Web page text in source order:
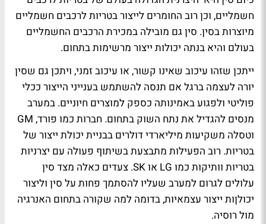
חשמליים, וכן רוב החומרים לייצור בטריות לרכבים חשמליים
מיוצרות בסין. סין גם מובילה במכירת הרכבים החשמליים
בעולם והיא בנתה יכולות ייצור מרשימות בתחום.
ייתכן שזהו עיכוב שאינו קשור, או עיכוב זמני, ויתכן גם שסין
יורה לעצמה ברגל אם תנסה להשתמש בענייני הייצור ככלי
פוליטי ולפגוע באמינותה כספק למוצרים חיוניים. במערב
מנסים להגדיל את נתח השוק בתחום. חברות כמו פורד, GM
וטסלה משקיעות מיליארדי דולרים בבניית יכולת ייצור של
בטריות. רוב הפעילות מתבצעת בשיתוף פעולה עם יצרניות
בטריות וותיקות כמו LG או SK. צעדים כאלה מצד סין
עלולים לגרום למערב שעליו להסתמך פחות על סין וליצור
יכולןות ייצור עצמאיות, בדומה למה שקורה בתחום האנרגיה
מול רוסיה.